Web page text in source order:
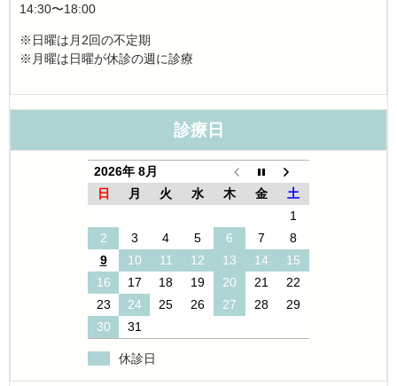
14:30〜18:00
※日曜は月2回の不定期
※月曜は日曜が休診の週に診療
診療日
2026年 8月
日
月 火 水 木 金
土
1
2
3 4 5 6 7
8
9
10 11 12 13 14
15
16
17 18 19 20 21
22
23
24 25 26 27 28
29
30
31
休診日